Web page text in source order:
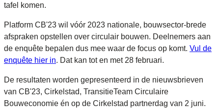
tafel komen.
Platform CB'23 wil vóór 2023 nationale, bouwsector-brede
afspraken opstellen over circulair bouwen. Deelnemers aan
de enquête bepalen dus mee waar de focus op komt. Vul de
enquête hier in. Dat kan tot en met 28 februari.
De resultaten worden gepresenteerd in de nieuwsbrieven
van CB'23, Cirkelstad, TransitieTeam Circulaire
Bouweconomie én op de Cirkelstad partnerdag van 2 juni.